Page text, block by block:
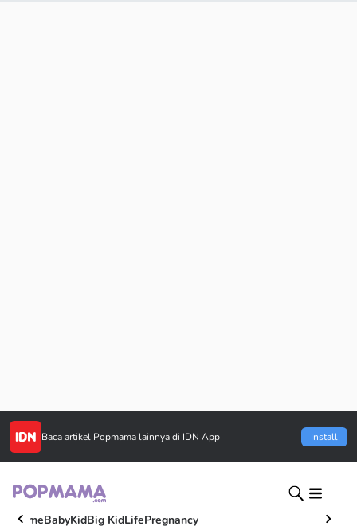
Baca artikel Popmama lainnya di IDN App Install
HomeBabyKidBig KidLifePregnancy